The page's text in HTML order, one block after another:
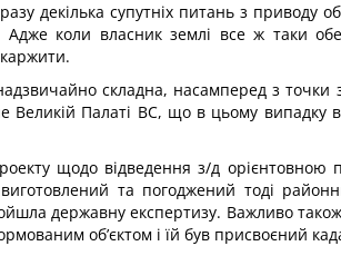
декілька супутніх питань з
Адже коли власник землі все ж таки
складна, насамперед з
Палаті ВС, що в цьому випадку
щодо відведення з/д
та погоджений тоді
державну експертизу. Важливо
об’єктом і їй був присвоєний